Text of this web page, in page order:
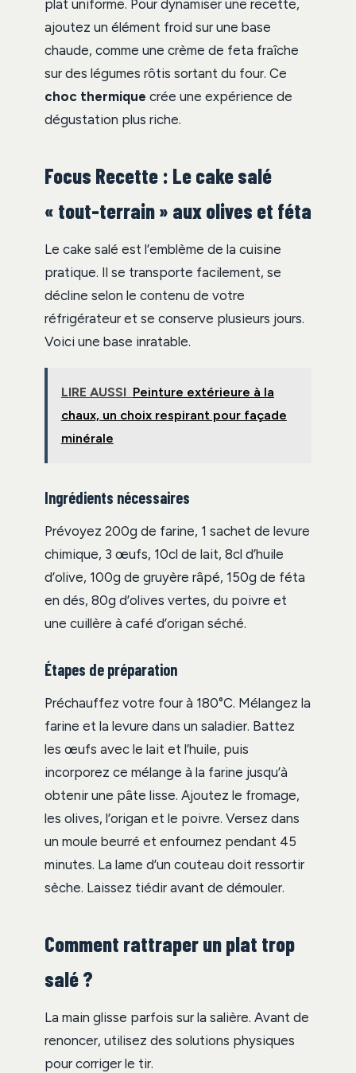
plat uniforme. Pour dynamiser une recette,
ajoutez un élément froid sur une base
chaude, comme une crème de feta fraîche
sur des légumes rôtis sortant du four. Ce
choc thermique crée une expérience de
dégustation plus riche.
Focus Recette : Le cake salé
« tout-terrain » aux olives et féta
Le cake salé est l’emblème de la cuisine
pratique. Il se transporte facilement, se
décline selon le contenu de votre
réfrigérateur et se conserve plusieurs jours.
Voici une base inratable.
LIRE AUSSI Peinture extérieure à la
chaux, un choix respirant pour façade
minérale
Ingrédients nécessaires
Prévoyez 200g de farine, 1 sachet de levure
chimique, 3 œufs, 10cl de lait, 8cl d’huile
d’olive, 100g de gruyère râpé, 150g de féta
en dés, 80g d’olives vertes, du poivre et
une cuillère à café d’origan séché.
Étapes de préparation
Préchauffez votre four à 180°C. Mélangez la
farine et la levure dans un saladier. Battez
les œufs avec le lait et l’huile, puis
incorporez ce mélange à la farine jusqu’à
obtenir une pâte lisse. Ajoutez le fromage,
les olives, l’origan et le poivre. Versez dans
un moule beurré et enfournez pendant 45
minutes. La lame d’un couteau doit ressortir
sèche. Laissez tiédir avant de démouler.
Comment rattraper un plat trop
salé ?
La main glisse parfois sur la salière. Avant de
renoncer, utilisez des solutions physiques
pour corriger le tir.